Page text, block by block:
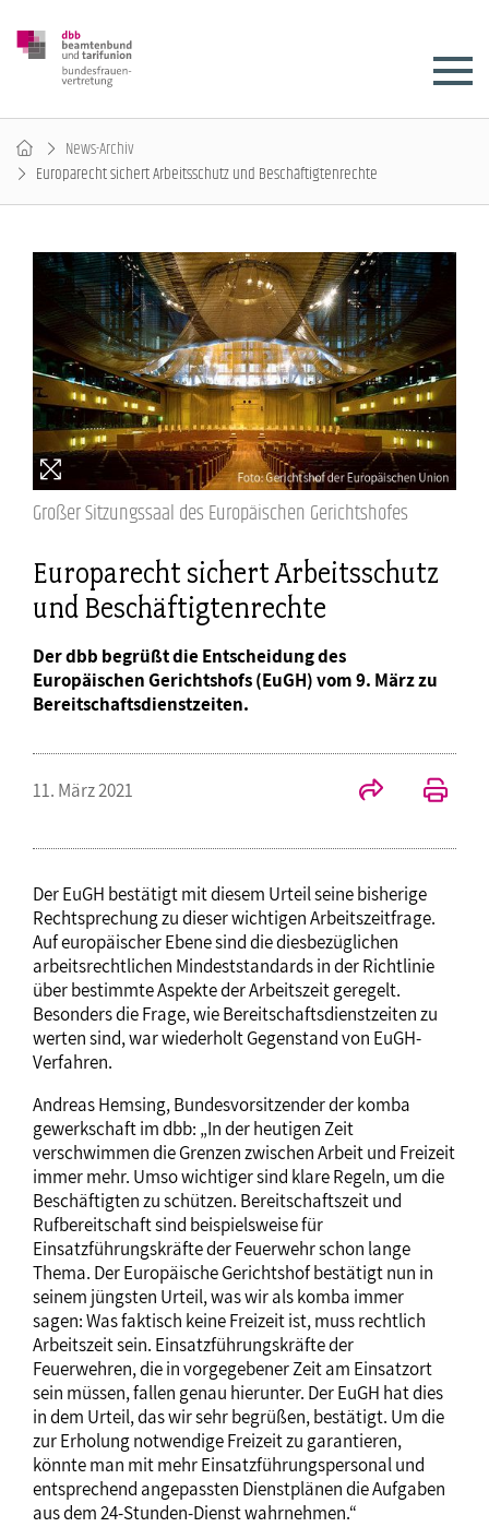
News-Archiv
Europarecht sichert Arbeitsschutz und Beschäftigtenrechte
Großer Sitzungssaal des Europäischen Gerichtshofes
Europarecht sichert Arbeitsschutz
und Beschäftigtenrechte
Der dbb begrüßt die Entscheidung des
Europäischen Gerichtshofs (EuGH) vom 9. März zu
Bereitschaftsdienstzeiten.
11. März 2021
Der EuGH bestätigt mit diesem Urteil seine bisherige
Rechtsprechung zu dieser wichtigen Arbeitszeitfrage.
Auf europäischer Ebene sind die diesbezüglichen
arbeitsrechtlichen Mindeststandards in der Richtlinie
über bestimmte Aspekte der Arbeitszeit geregelt.
Besonders die Frage, wie Bereitschaftsdienstzeiten zu
werten sind, war wiederholt Gegenstand von EuGH-
Verfahren.
Andreas Hemsing, Bundesvorsitzender der komba
gewerkschaft im dbb: „In der heutigen Zeit
verschwimmen die Grenzen zwischen Arbeit und Freizeit
immer mehr. Umso wichtiger sind klare Regeln, um die
Beschäftigten zu schützen. Bereitschaftszeit und
Rufbereitschaft sind beispielsweise für
Einsatzführungskräfte der Feuerwehr schon lange
Thema. Der Europäische Gerichtshof bestätigt nun in
seinem jüngsten Urteil, was wir als komba immer
sagen: Was faktisch keine Freizeit ist, muss rechtlich
Arbeitszeit sein. Einsatzführungskräfte der
Feuerwehren, die in vorgegebener Zeit am Einsatzort
sein müssen, fallen genau hierunter. Der EuGH hat dies
in dem Urteil, das wir sehr begrüßen, bestätigt. Um die
zur Erholung notwendige Freizeit zu garantieren,
könnte man mit mehr Einsatzführungspersonal und
entsprechend angepassten Dienstplänen die Aufgaben
aus dem 24-Stunden-Dienst wahrnehmen.“